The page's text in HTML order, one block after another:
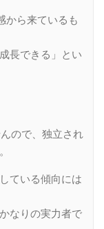
から来ているも
長できる」とい
ので、独立され
ている傾向には
なりの実力者で